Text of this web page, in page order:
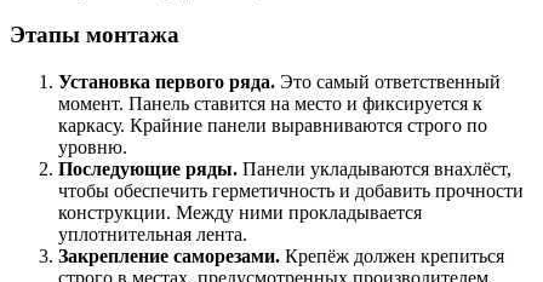
Этапы монтажа
Установка первого ряда. Это самый ответственный
момент. Панель ставится на место и фиксируется к
каркасу. Крайние панели выравниваются строго по
уровню.
Последующие ряды. Панели укладываются внахлёст,
чтобы обеспечить герметичность и добавить прочности
конструкции. Между ними прокладывается
уплотнительная лента.
Закрепление саморезами. Крепёж должен крепиться
строго в местах, предусмотренных производителем,